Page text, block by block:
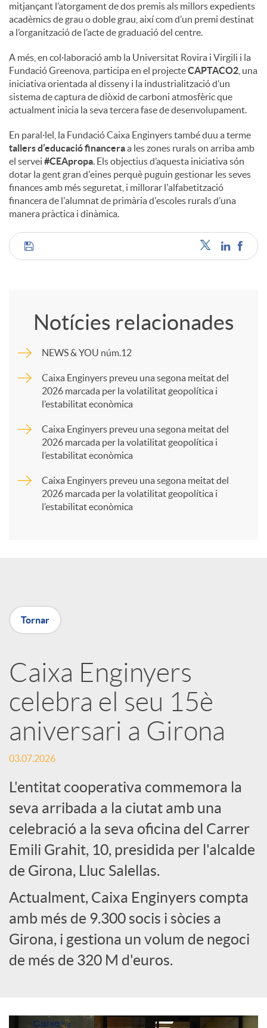
mitjançant l’atorgament de dos premis als millors expedients
acadèmics de grau o doble grau, així com d’un premi destinat
a l’organització de l’acte de graduació del centre.
A més, en col·laboració amb la Universitat Rovira i Virgili i la
Fundació Greenova, participa en el projecteCAPTACO2 , una
iniciativa orientada al disseny i la industrialització d’un
sistema de captura de diòxid de carboni atmosfèric que
actualment inicia la seva tercera fase de desenvolupament.
En paral·lel, la Fundació Caixa Enginyers també duu a terme
tallers d’educació financeraa les zones rurals on arriba amb
el servei #CEApropa. Els objectius d’aquesta iniciativa són
dotar la gent gran d'eines perquè puguin gestionar les seves
finances amb més seguretat, i millorar l'alfabetització
financera de l'alumnat de primària d'escoles rurals d’una
manera pràctica i dinàmica.
C
m
p
a
a
r
x
e
s
S
o
c
Notícies relacionades
NEWS & YOU núm.12
Caixa Enginyers preveu una segona meitat del
2026 marcada per la volatilitat geopolítica i
l’estabilitat econòmica
Caixa Enginyers preveu una segona meitat del
2026 marcada per la volatilitat geopolítica i
l’estabilitat econòmica
Caixa Enginyers preveu una segona meitat del
2026 marcada per la volatilitat geopolítica i
l’estabilitat econòmica
Tornar
Caixa Enginyers
celebra el seu 15è
aniversari a Girona
03.07.2026
L'entitat cooperativa commemora la
seva arribada a la ciutat amb una
celebració a la seva oficina del Carrer
Emili Grahit, 10, presidida per l'alcalde
de Girona, Lluc Salellas.
Actualment, Caixa Enginyers compta
amb més de 9.300 socis i sòcies a
Girona, i gestiona un volum de negoci
de més de 320 M d'euros.